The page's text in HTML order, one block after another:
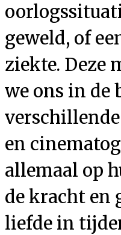
geweld, of
ziekte. Deze
we ons in de
en
allemaal op
de kracht en
liefde in